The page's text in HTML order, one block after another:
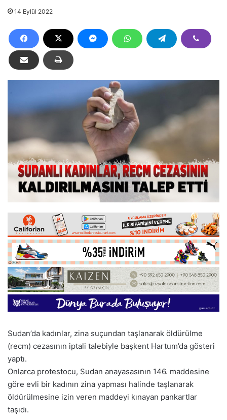
14 Eylül 2022
Sudan’da kadınlar, zina suçundan taşlanarak öldürülme
(recm) cezasının iptali talebiyle başkent Hartum’da gösteri
yaptı.
Onlarca protestocu, Sudan anayasasının 146. maddesine
göre evli bir kadının zina yapması halinde taşlanarak
öldürülmesine izin veren maddeyi kınayan pankartlar
taşıdı.